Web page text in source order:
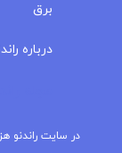
برق
درباره‌
در سایت راندنو